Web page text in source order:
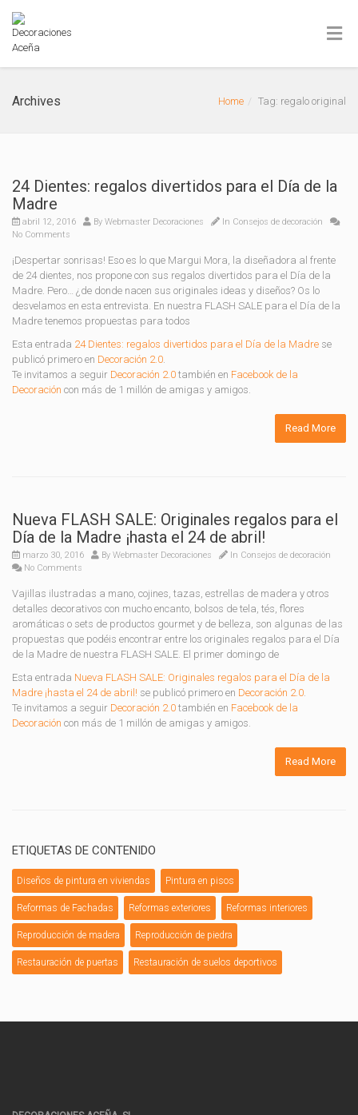
Archives Home Tag: regalo original
24 Dientes: regalos divertidos para el Día de la
Madre
abril 12, 2016 By Webmaster Decoraciones In Consejos de decoración
No Comments
¡Despertar sonrisas! Eso es lo que Margui Mora, la diseñadora al frente
de 24 dientes, nos propone con sus regalos divertidos para el Día de la
Madre. Pero… ¿de donde nacen sus originales ideas y diseños? Os lo
desvelamos en esta entrevista. En nuestra FLASH SALE para el Día de la
Madre tenemos propuestas para todos
Esta entrada 24 Dientes: regalos divertidos para el Día de la Madre se
publicó primero en Decoración 2.0.
Te invitamos a seguir Decoración 2.0 también en Facebook de la
Decoración con más de 1 millón de amigas y amigos.
Read More
Nueva FLASH SALE: Originales regalos para el
Día de la Madre ¡hasta el 24 de abril!
marzo 30, 2016 By Webmaster Decoraciones In Consejos de decoración
No Comments
Vajillas ilustradas a mano, cojines, tazas, estrellas de madera y otros
detalles decorativos con mucho encanto, bolsos de tela, tés, flores
aromáticas o sets de productos gourmet y de belleza, son algunas de las
propuestas que podéis encontrar entre los originales regalos para el Día
de la Madre de nuestra FLASH SALE. El primer domingo de
Esta entrada Nueva FLASH SALE: Originales regalos para el Día de la
Madre ¡hasta el 24 de abril! se publicó primero en Decoración 2.0.
Te invitamos a seguir Decoración 2.0 también en Facebook de la
Decoración con más de 1 millón de amigas y amigos.
Read More
ETIQUETAS DE CONTENIDO
Diseños de pintura en viviendas Pintura en pisos
Reformas de Fachadas Reformas exteriores Reformas interiores
Reproducción de madera Reproducción de piedra
Restauración de puertas Restauración de suelos deportivos